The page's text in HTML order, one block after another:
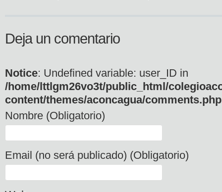
Deja un comentario
Notice: Undefined variable: user_ID in
/home/lttlgm26vo3t/public_html/
content/themes/aconcagua/comments.php
Nombre (Obligatorio)
Email (no será publicado) (Obligatorio)